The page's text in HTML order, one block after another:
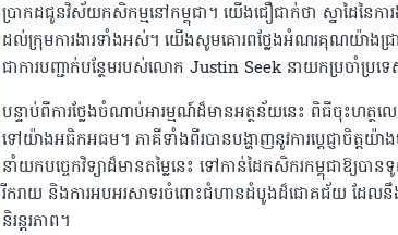
ប្រាកដជូនវិស័យកសិកម្មនៅកម្ពុជា។ យើងជឿជាក់ថា ស្នាដៃនៃក
ដល់ក្រុមការងារទាំងអស់។ យើងសូមគោរពថ្លែងអំណរគុណយ៉ាងជ្រ
ជាការបញ្ជាក់បន្ថែមរបស់លោក Justin Seek នាយកប្រចាំប្រ
បន្ទាប់ពីការថ្លែងចំណាប់អារម្មណ៍ដ៏មានអត្ថន័យនេះ ពិធីចុះហត្ថ
ទៅយ៉ាងអធិកអធម។ ភាគីទាំងពីរបានបង្ហាញនូវការប្តេជ្ញាចិត្តយ៉ាងមុ
នាំយកបច្ចេកវិទ្យាដ៏មានតម្លៃនេះ ទៅកាន់ដៃកសិករកម្ពុជាឱ្
រីករាយ និងការអបអរសាទរចំពោះជំហានដំបូងដ៏ជោគជ័យ ដែលនឹងផ្
និរន្តរភាព។